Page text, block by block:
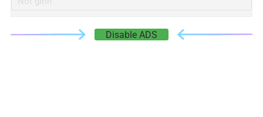
Disable ADS